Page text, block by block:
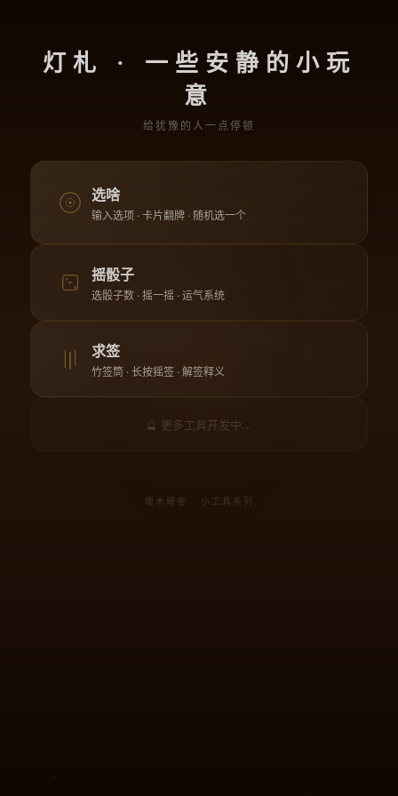
灯札 · 一些安静的小玩
意
给犹豫的人一点停顿
选啥
输入选项 · 卡片翻牌 · 随机选一个
摇骰子
选骰子数 · 摇一摇 · 运气系统
求签
竹签筒 · 长按摇签 · 解签释义
🔮 更多工具开发中...
暖木暗金 · 小工具系列